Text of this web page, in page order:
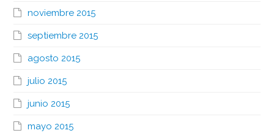
noviembre 2015
septiembre 2015
agosto 2015
julio 2015
junio 2015
mayo 2015